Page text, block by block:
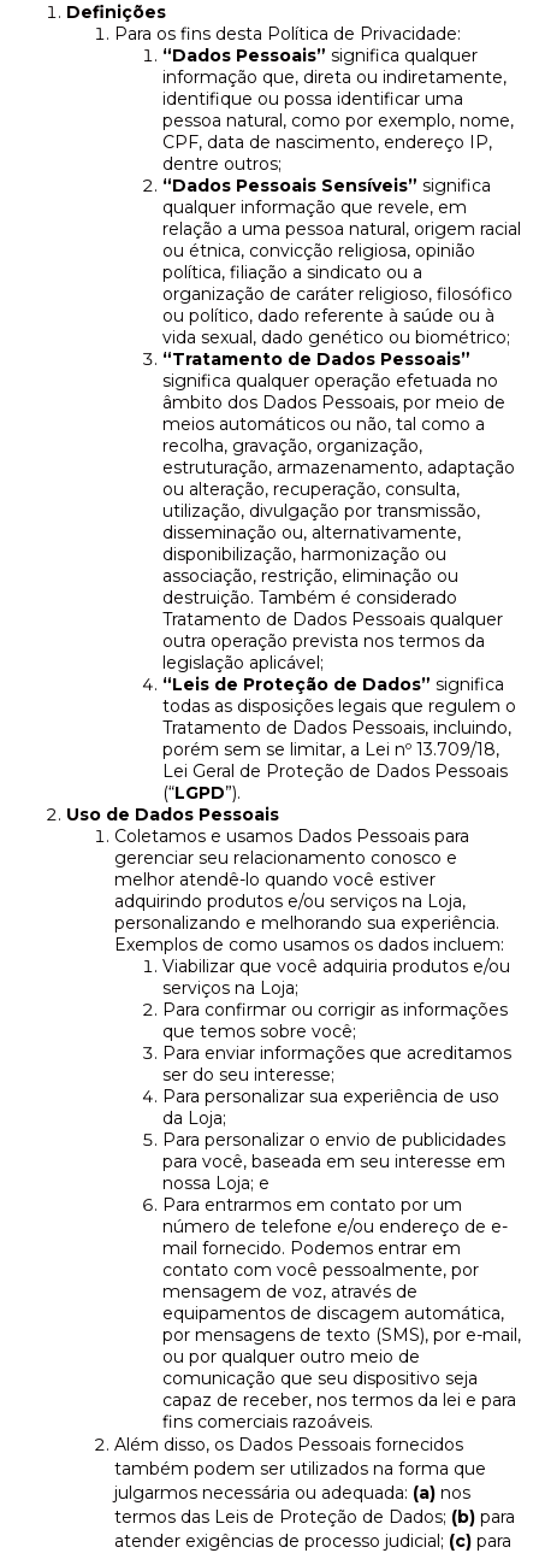
Definições
Para os fins desta Política de Privacidade:
“Dados Pessoais” significa qualquer
informação que, direta ou indiretamente,
identifique ou possa identificar uma
pessoa natural, como por exemplo, nome,
CPF, data de nascimento, endereço IP,
dentre outros;
“Dados Pessoais Sensíveis” significa
qualquer informação que revele, em
relação a uma pessoa natural, origem racial
ou étnica, convicção religiosa, opinião
política, filiação a sindicato ou a
organização de caráter religioso, filosófico
ou político, dado referente à saúde ou à
vida sexual, dado genético ou biométrico;
“Tratamento de Dados Pessoais”
significa qualquer operação efetuada no
âmbito dos Dados Pessoais, por meio de
meios automáticos ou não, tal como a
recolha, gravação, organização,
estruturação, armazenamento, adaptação
ou alteração, recuperação, consulta,
utilização, divulgação por transmissão,
disseminação ou, alternativamente,
disponibilização, harmonização ou
associação, restrição, eliminação ou
destruição. Também é considerado
Tratamento de Dados Pessoais qualquer
outra operação prevista nos termos da
legislação aplicável;
“Leis de Proteção de Dados” significa
todas as disposições legais que regulem o
Tratamento de Dados Pessoais, incluindo,
porém sem se limitar, a Lei nº 13.709/18,
Lei Geral de Proteção de Dados Pessoais
(“LGPD”).
Uso de Dados Pessoais
Coletamos e usamos Dados Pessoais para
gerenciar seu relacionamento conosco e
melhor atendê-lo quando você estiver
adquirindo produtos e/ou serviços na Loja,
personalizando e melhorando sua experiência.
Exemplos de como usamos os dados incluem:
Viabilizar que você adquiria produtos e/ou
serviços na Loja;
Para confirmar ou corrigir as informações
que temos sobre você;
Para enviar informações que acreditamos
ser do seu interesse;
Para personalizar sua experiência de uso
da Loja;
Para personalizar o envio de publicidades
para você, baseada em seu interesse em
nossa Loja; e
Para entrarmos em contato por um
número de telefone e/ou endereço de e-
mail fornecido. Podemos entrar em
contato com você pessoalmente, por
mensagem de voz, através de
equipamentos de discagem automática,
por mensagens de texto (SMS), por e-mail,
ou por qualquer outro meio de
comunicação que seu dispositivo seja
capaz de receber, nos termos da lei e para
fins comerciais razoáveis.
Além disso, os Dados Pessoais fornecidos
também podem ser utilizados na forma que
julgarmos necessária ou adequada: (a) nos
termos das Leis de Proteção de Dados; (b) para
atender exigências de processo judicial; (c) para